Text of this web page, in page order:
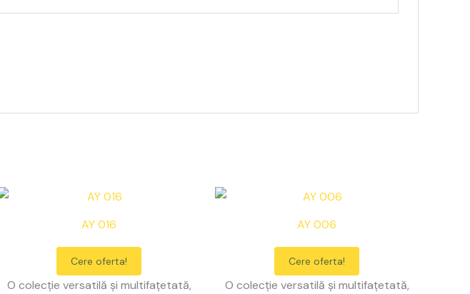
AY 016
Cere oferta!
O colecție versatilă și multifațetată,
AY 006
Cere oferta!
O colecție versatilă și multifațetată,